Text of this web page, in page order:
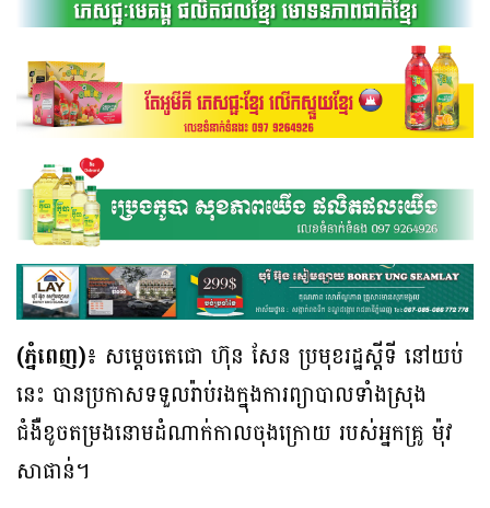
(ភ្នំពេញ)៖ សម្តេចតេជោ ហ៊ុន សែន ប្រមុខរដ្ឋស្តីទី នៅយប់
នេះ បានប្រកាសទទួលរ៉ាប់រងក្នុងការព្យាបាលទាំងស្រុង
ជំងឺខូចតម្រងនោមដំណាក់កាលចុងក្រោយ របស់អ្នកគ្រូ ម៉ុវ
សាផាន់។